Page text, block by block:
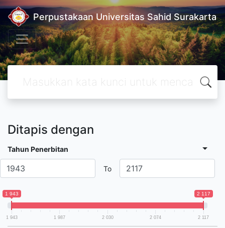
Perpustakaan Universitas Sahid Surakarta
Ditapis dengan
Tahun Penerbitan
To
1 943 2 117
1 943 1 987 2 030 2 074 2 117